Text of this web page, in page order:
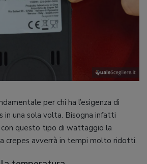
per chi ha l’esigenza di
in una sola volta. Bisogna infatti
questo tipo di wattaggio la
crepes avverrà in tempi molto ridotti.